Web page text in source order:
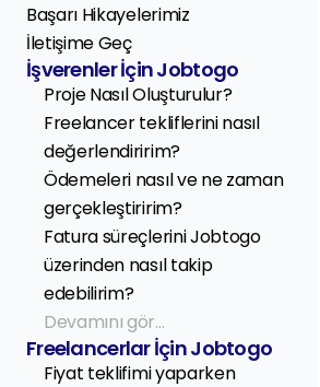
Başarı Hikayelerimiz
İletişime Geç
İşverenler İçin Jobtogo
Proje Nasıl Oluşturulur?
Freelancer tekliflerini nasıl
değerlendiririm?
Ödemeleri nasıl ve ne zaman
gerçekleştiririm?
Fatura süreçlerini Jobtogo
üzerinden nasıl takip
edebilirim?
Devamını gör...
Freelancerlar İçin Jobtogo
Fiyat teklifimi yaparken